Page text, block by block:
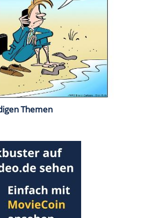
Themen